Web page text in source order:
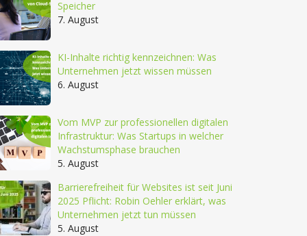
Speicher
7. August
KI-Inhalte richtig kennzeichnen: Was
Unternehmen jetzt wissen müssen
6. August
Vom MVP zur professionellen digitalen
Infrastruktur: Was Startups in welcher
Wachstumsphase brauchen
5. August
Barrierefreiheit für Websites ist seit Juni
2025 Pflicht: Robin Oehler erklärt, was
Unternehmen jetzt tun müssen
5. August